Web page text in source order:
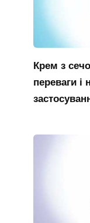
Крем з
переваги і